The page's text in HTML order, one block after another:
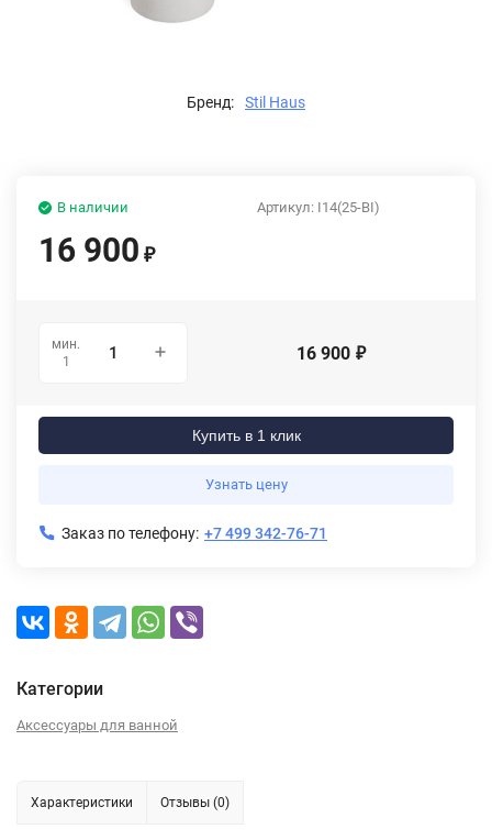
Бренд: Stil Haus
Артикул: I14(25-BI)
В наличии
16 900 ₽
мин.
1
16 900 ₽
Купить в 1 клик
Узнать цену
Заказ по телефону: +7 499 342-76-71
Категории
Аксессуары для ванной
Характеристики Отзывы (0)